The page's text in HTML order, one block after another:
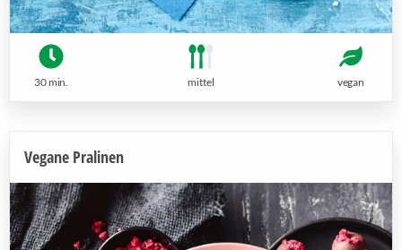
30 min. mittel vegan
Vegane Pralinen